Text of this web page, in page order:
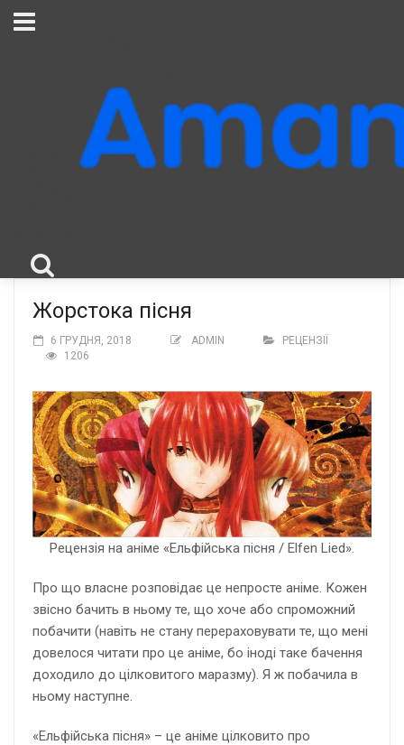
Жорстока пісня
6 ГРУДНЯ, 2018 ADMIN
РЕЦЕНЗІЇ
1206
Рецензія на аніме «Ельфійська пісня / Elfen Lied».
Про що власне розповідає це непросте аніме. Кожен
звісно бачить в ньому те, що хоче або спроможний
побачити (навіть не стану перераховувати те, що мені
довелося читати про це аніме, бо іноді таке бачення
доходило до цілковитого маразму). Я ж побачила в
ньому наступне.
«Ельфійська пісня» – це аніме цілковито про